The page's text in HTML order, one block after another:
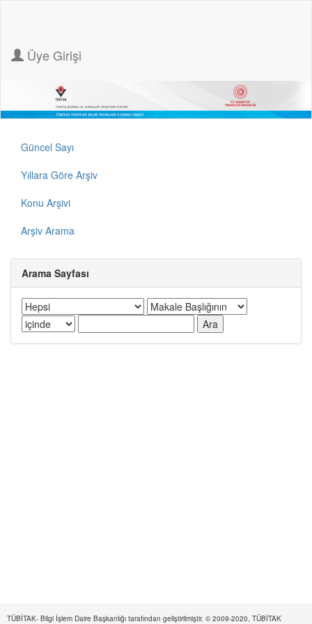
Üye Girişi
Güncel Sayı
Yıllara Göre Arşiv
Konu Arşivi
Arşiv Arama
Arama Sayfası
TÜBİTAK- Bilgi İşlem Daire Başkanlığı tarafından geliştirilmiştir. © 2009-2020, TÜBİTAK